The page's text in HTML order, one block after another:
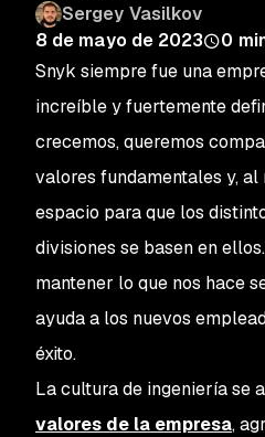
Sergey Vasilkov
8 de mayo de 2023
0
Snyk siempre fue una
increíble y fuertemente
crecemos, queremos
valores fundamentales y,
espacio para que los
divisiones se basen en
mantener lo que nos hace
ayuda a los nuevos
éxito.
La cultura de ingeniería se
valores de la empresa,